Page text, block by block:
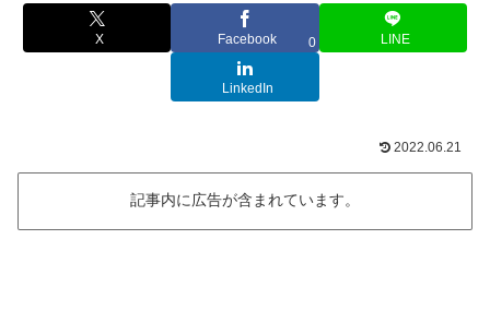
X Facebook 0 LINE
LinkedIn
2022.06.21
記事内に広告が含まれています。